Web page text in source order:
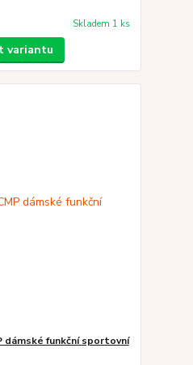
Skladem 1 ks
variantu
dámské funkční sportovní